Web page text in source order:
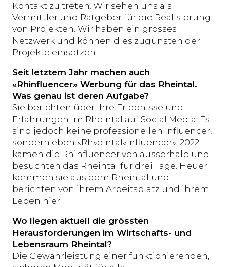
Kontakt zu treten. Wir sehen uns als
Vermittler und Ratgeber für die Realisierung
von Projekten. Wir haben ein grosses
Netzwerk und können dies zugunsten der
Projekte einsetzen.
Seit letztem Jahr machen auch
«Rhinfluencer» Werbung für das Rheintal.
Was genau ist deren Aufgabe?
Sie berichten über ihre Erlebnisse und
Erfahrungen im Rheintal auf Social Media. Es
sind jedoch keine professionellen Influencer,
sondern eben «Rh»­eintal«influencer». 2022
kamen die Rhinfluencer von ausserhalb und
besuchten das Rheintal für drei Tage. Heuer
kommen sie aus dem Rheintal und
berichten von ihrem Arbeitsplatz und ihrem
Leben hier.
Wo liegen aktuell die grössten
Herausforderungen im Wirtschafts- und
Lebensraum Rheintal?
Die Gewährleistung einer funktionierenden,